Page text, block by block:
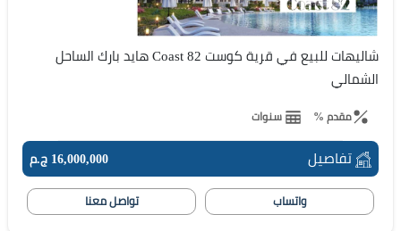
شاليهات للبيع في قرية كوست 82 Coast هايد بارك الساحل
الشمالي
مقدم % سنوات
تفاصيل 16,000,000 ج.م
واتساب تواصل معنا